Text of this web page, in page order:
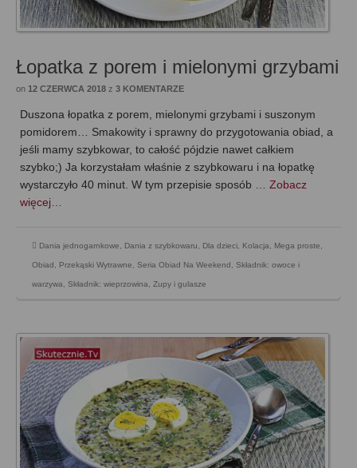
Łopatka z porem i mielonymi grzybami
on 12 CZERWCA 2018 z 3 KOMENTARZE
Duszona łopatka z porem, mielonymi grzybami i suszonym
pomidorem… Smakowity i sprawny do przygotowania obiad, a
jeśli mamy szybkowar, to całość pójdzie nawet całkiem
szybko;) Ja korzystałam właśnie z szybkowaru i na łopatkę
wystarczyło 40 minut. W tym przepisie sposób … Zobacz
więcej…
Dania jednogarnkowe Dania z szybkowaru Dla dzieci Kolacja Mega proste
Obiad Przekąski Wytrawne Seria Obiad Na Weekend Składnik: owoce i
warzywa Składnik: wieprzowina Zupy i gulasze